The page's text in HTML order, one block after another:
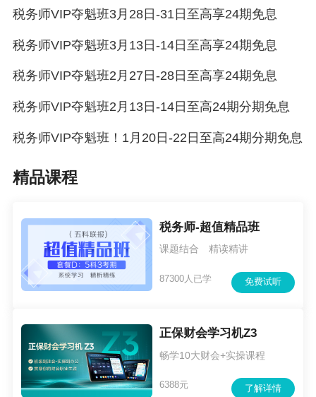
↓扫码添加老师，咨询获取更多惊喜↓
提示：手机用户先将以上图片保存至手机，再
税务师VIP夺魁班3月28日-31日至高享24期免息
税务师VIP夺魁班3月13日-14日至高享24期免息
税务师VIP夺魁班2月27日-28日至高享24期免息
税务师VIP夺魁班2月13日-14日至高24期分期免息
税务师VIP夺魁班！1月20日-22日至高24期分期免息
精品课程
税务师-超值精品班
课题结合 精读精讲
免费试听
87300人已学
正保财会学习机Z3
畅学10大财会+实操课程
了解详情
6388元